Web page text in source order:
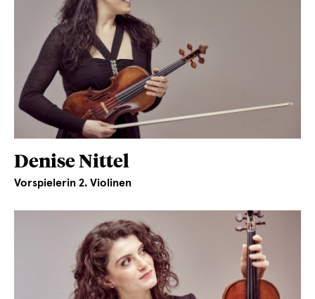
Denise Nittel
Vorspielerin 2. Violinen